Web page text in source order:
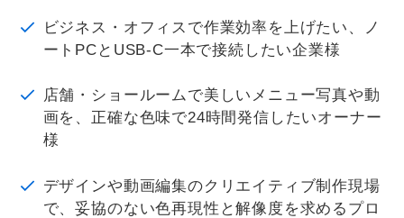
ビジネス・オフィスで作業効率を上げたい、ノ
ートPCとUSB-C一本で接続したい企業様
店舗・ショールームで美しいメニュー写真や動
画を、正確な色味で24時間発信したいオーナー
様
デザインや動画編集のクリエイティブ制作現場
で、妥協のない色再現性と解像度を求めるプロ